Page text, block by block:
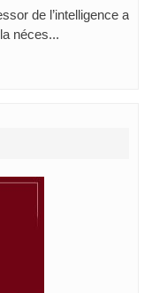
de l’intelligence a
néces...